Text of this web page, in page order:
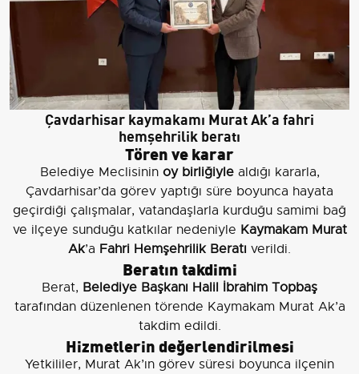
Çavdarhisar kaymakamı Murat Ak’a fahri
hemşehrilik beratı
Tören ve karar
Belediye Meclisinin oy birliğiylealdığı kararla,
Çavdarhisar’da görev yaptığı süre boyunca hayata
geçirdiği çalışmalar, vatandaşlarla kurduğu samimi bağ
ve ilçeye sunduğu katkılar nedeniyle Kaymakam Murat
Ak’a Fahri Hemşehrilik Beratı verildi.
Beratın takdimi
Berat, Belediye Başkanı Halil İbrahim Topbaş
tarafından düzenlenen törende Kaymakam Murat Ak’a
takdim edildi.
Hizmetlerin değerlendirilmesi
Yetkililer, Murat Ak’ın görev süresi boyunca ilçenin